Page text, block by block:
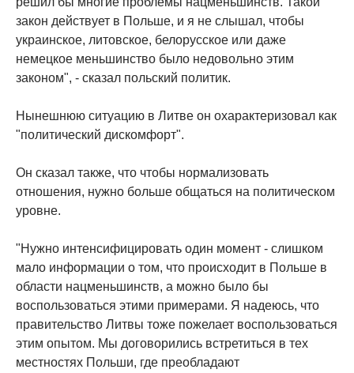
закон действует в Польше, и я не слышал, чтобы
украинское, литовское, белорусское или даже
немецкое меньшинство было недовольно этим
законом", - сказал польский политик.
Нынешнюю ситуацию в Литве он охарактеризовал как
"политический дискомфорт".
Он сказал также, что чтобы нормализовать
отношения, нужно больше общаться на политическом
уровне.
"Нужно интенсифицировать один момент - слишком
мало информации о том, что происходит в Польше в
области нацменьшинств, а можно было бы
воспользоваться этими примерами. Я надеюсь, что
правительство Литвы тоже пожелает воспользоваться
этим опытом. Мы договорились встретиться в тех
местностях Польши, где преобладают